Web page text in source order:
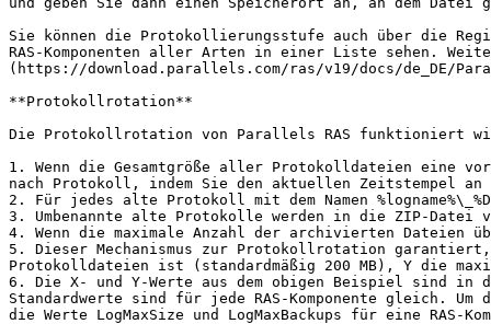
Sie können die Protokollierungsstufe auch über die
RAS-Komponenten aller Arten in einer Liste sehen.
(https://download.parallels.com/ras/v19/docs/de_DE/
**Protokollrotation**
Die Protokollrotation von Parallels RAS funktioniert
1. Wenn die Gesamtgröße aller Protokolldateien eine
nach Protokoll, indem Sie den aktuellen Zeitstempel an
2. Für jedes alte Protokoll mit dem Namen
3. Umbenannte alte Protokolle werden in die ZIP-Datei
4. Wenn die maximale Anzahl der archivierten
5. Dieser Mechanismus zur Protokollrotation
Protokolldateien ist (standardmäßig 200 MB), Y die
6. Die X- und Y-Werte aus dem obigen Beispiel sind in
Standardwerte sind für jede RAS-Komponente gleich. Um
die Werte LogMaxSize und LogMaxBackups für eine RAS-